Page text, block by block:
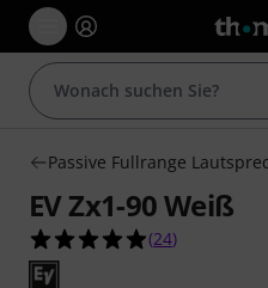
Passive Fullrange
EV Zx1-90 Weiß
4.9 von 5
(24)